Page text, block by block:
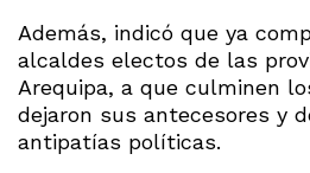
Además, indicó que ya
alcaldes electos de las
Arequipa, a que culminen
dejaron sus antecesores y
antipatías políticas.